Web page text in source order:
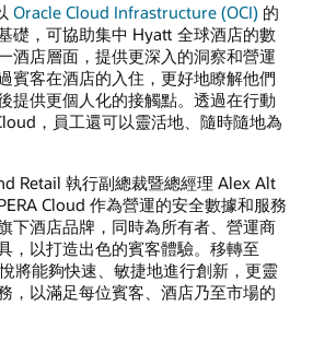
Oracle Cloud Infrastructure (OCI) 的
礎，可協助集中 Hyatt 全球酒店的數
酒店層面，提供更深入的洞察和營運
賓客在酒店的入住，更好地瞭解他們
提供更個人化的接觸點。透過在行動
，員工還可以靈活地、隨時隨地為
Retail 執行副總裁暨總經理 Alex Alt
Cloud 作為營運的安全數據和服務
下酒店品牌，同時為所有者、營運商
，以打造出色的賓客體驗。移轉至
將能夠快速、敏捷地進行創新，更靈
，以滿足每位賓客、酒店乃至市場的